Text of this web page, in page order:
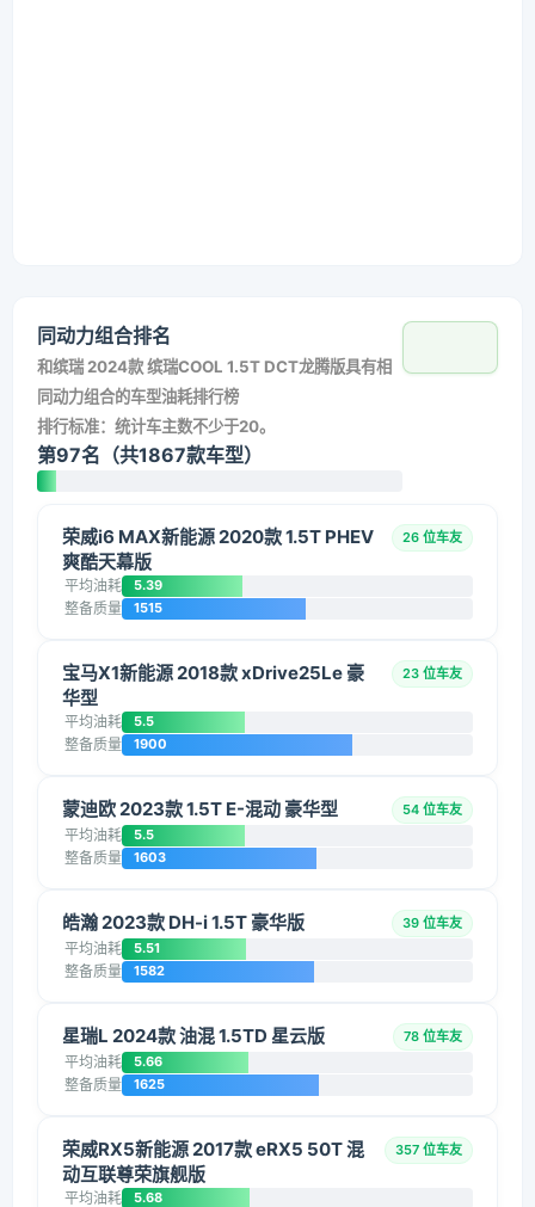
同动力组合排名
和缤瑞 2024款 缤瑞COOL 1.5T DCT龙腾版具有相
同动力组合的车型油耗排行榜
排行标准：统计车主数不少于20。
第97名（共1867款车型）
荣威i6 MAX新能源 2020款 1.5T PHEV
爽酷天幕版
26 位车友
平均油耗 5.39
整备质量 1515
宝马X1新能源 2018款 xDrive25Le 豪
华型
23 位车友
平均油耗 5.5
整备质量 1900
蒙迪欧 2023款 1.5T E-混动 豪华型 54 位车友
平均油耗 5.5
整备质量 1603
皓瀚 2023款 DH-i 1.5T 豪华版 39 位车友
平均油耗 5.51
整备质量 1582
星瑞L 2024款 油混 1.5TD 星云版 78 位车友
平均油耗 5.66
整备质量 1625
荣威RX5新能源 2017款 eRX5 50T 混
动互联尊荣旗舰版
357 位车友
平均油耗 5.68